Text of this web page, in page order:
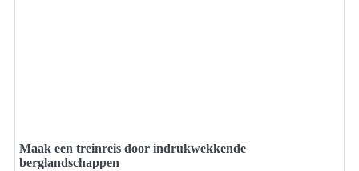
Maak een treinreis door indrukwekkende
berglandschappen